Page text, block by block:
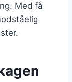
Med få